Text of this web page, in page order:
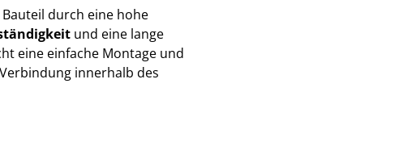
durch eine hohe
und eine lange
eine einfache Montage und
innerhalb des